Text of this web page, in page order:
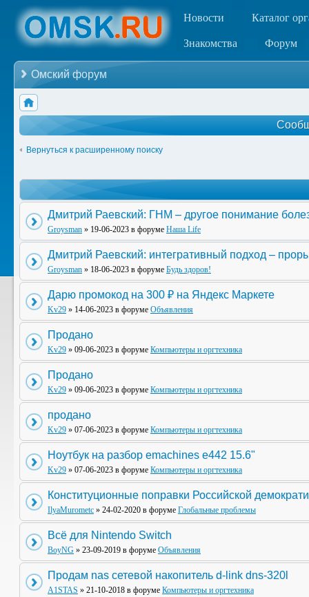
Новости Каталог
Знакомства Форум
Омский форум
Вернуться к расширенному поиску
Дмитрий Раевский: ГНМ – другое понимание
Groysman » 19-06-2023 в форуме Наша Life
Дмитрий Раевский: интегративный подход –
Groysman » 18-06-2023 в форуме Будь здоров!
Дарю промокод на 300 ₽ на Яндекс Маркете
Kv29 » 14-06-2023 в форуме Объявления
Продано
Kv29 » 09-06-2023 в форуме Компьютеры и оргтехника
Продано
Kv29 » 09-06-2023 в форуме Компьютеры и оргтехника
продано
Kv29 » 07-06-2023 в форуме Компьютеры и оргтехника
Ноутбук на разбор emachines e442 15.6"
Kv29 » 07-06-2023 в форуме Компьютеры и оргтехника
Конституционные поправки Российской
IlyaMurometc » 24-02-2020 в форуме Глобальные проблемы
Всё для Nintendo Switch
BoyNG » 23-09-2019 в форуме Объявления
Продам nas сетевой накопитель d-link dns-320l
A1STAS » 21-10-2018 в форуме Компьютеры и оргтехника